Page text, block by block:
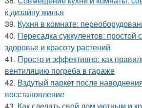
к дизайну жилья
39. Кухня в комнате:
40. Пересадка суккулентов: простой
здоровье и красоту растений
41. Просто и эффективно: как
вентиляцию погреба в гараже
42. Вздутый паркет после
восстановление